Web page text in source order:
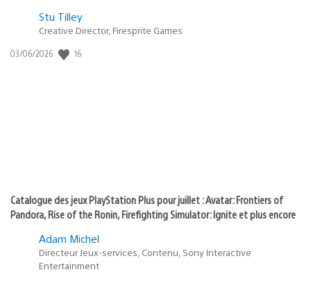
Postée
:
Stu Tilley
Creative Director, Firesprite Games
Date
03/06/2026 16
Catalogue des jeux PlayStation Plus pour juillet : Avatar: Frontiers of
Pandora, Rise of the Ronin, Firefighting Simulator: Ignite et plus encore
Adam Michel
Directeur Jeux-services, Contenu, Sony Interactive
Entertainment